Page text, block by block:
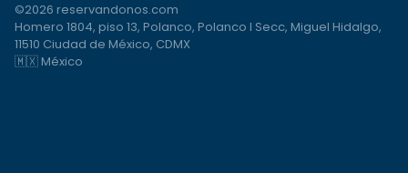
©2026 reservandonos.com
Homero 1804, piso 13, Polanco, Polanco I Secc, Miguel Hidalgo,
11510 Ciudad de México, CDMX
🇲🇽 México